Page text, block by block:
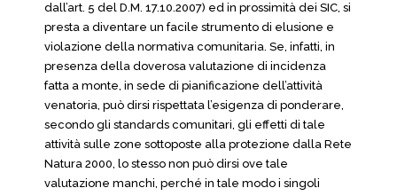
dall’art. 5 del D.M. 17.10.2007) ed in prossimità dei SIC, si
presta a diventare un facile strumento di elusione e
violazione della normativa comunitaria. Se, infatti, in
presenza della doverosa valutazione di incidenza
fatta a monte, in sede di pianificazione dell’attività
venatoria, può dirsi rispettata l’esigenza di ponderare,
secondo gli standards comunitari, gli effetti di tale
attività sulle zone sottoposte alla protezione dalla Rete
Natura 2000, lo stesso non può dirsi ove tale
valutazione manchi, perché in tale modo i singoli